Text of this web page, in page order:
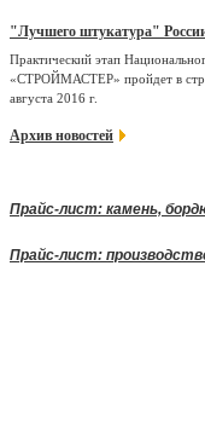
"Лучшего штукатура"
Практический этап
«СТРОЙМАСТЕР» пройдет в
августа 2016 г.
Архив новостей
Прайс-лист: камень,
Прайс-лист: